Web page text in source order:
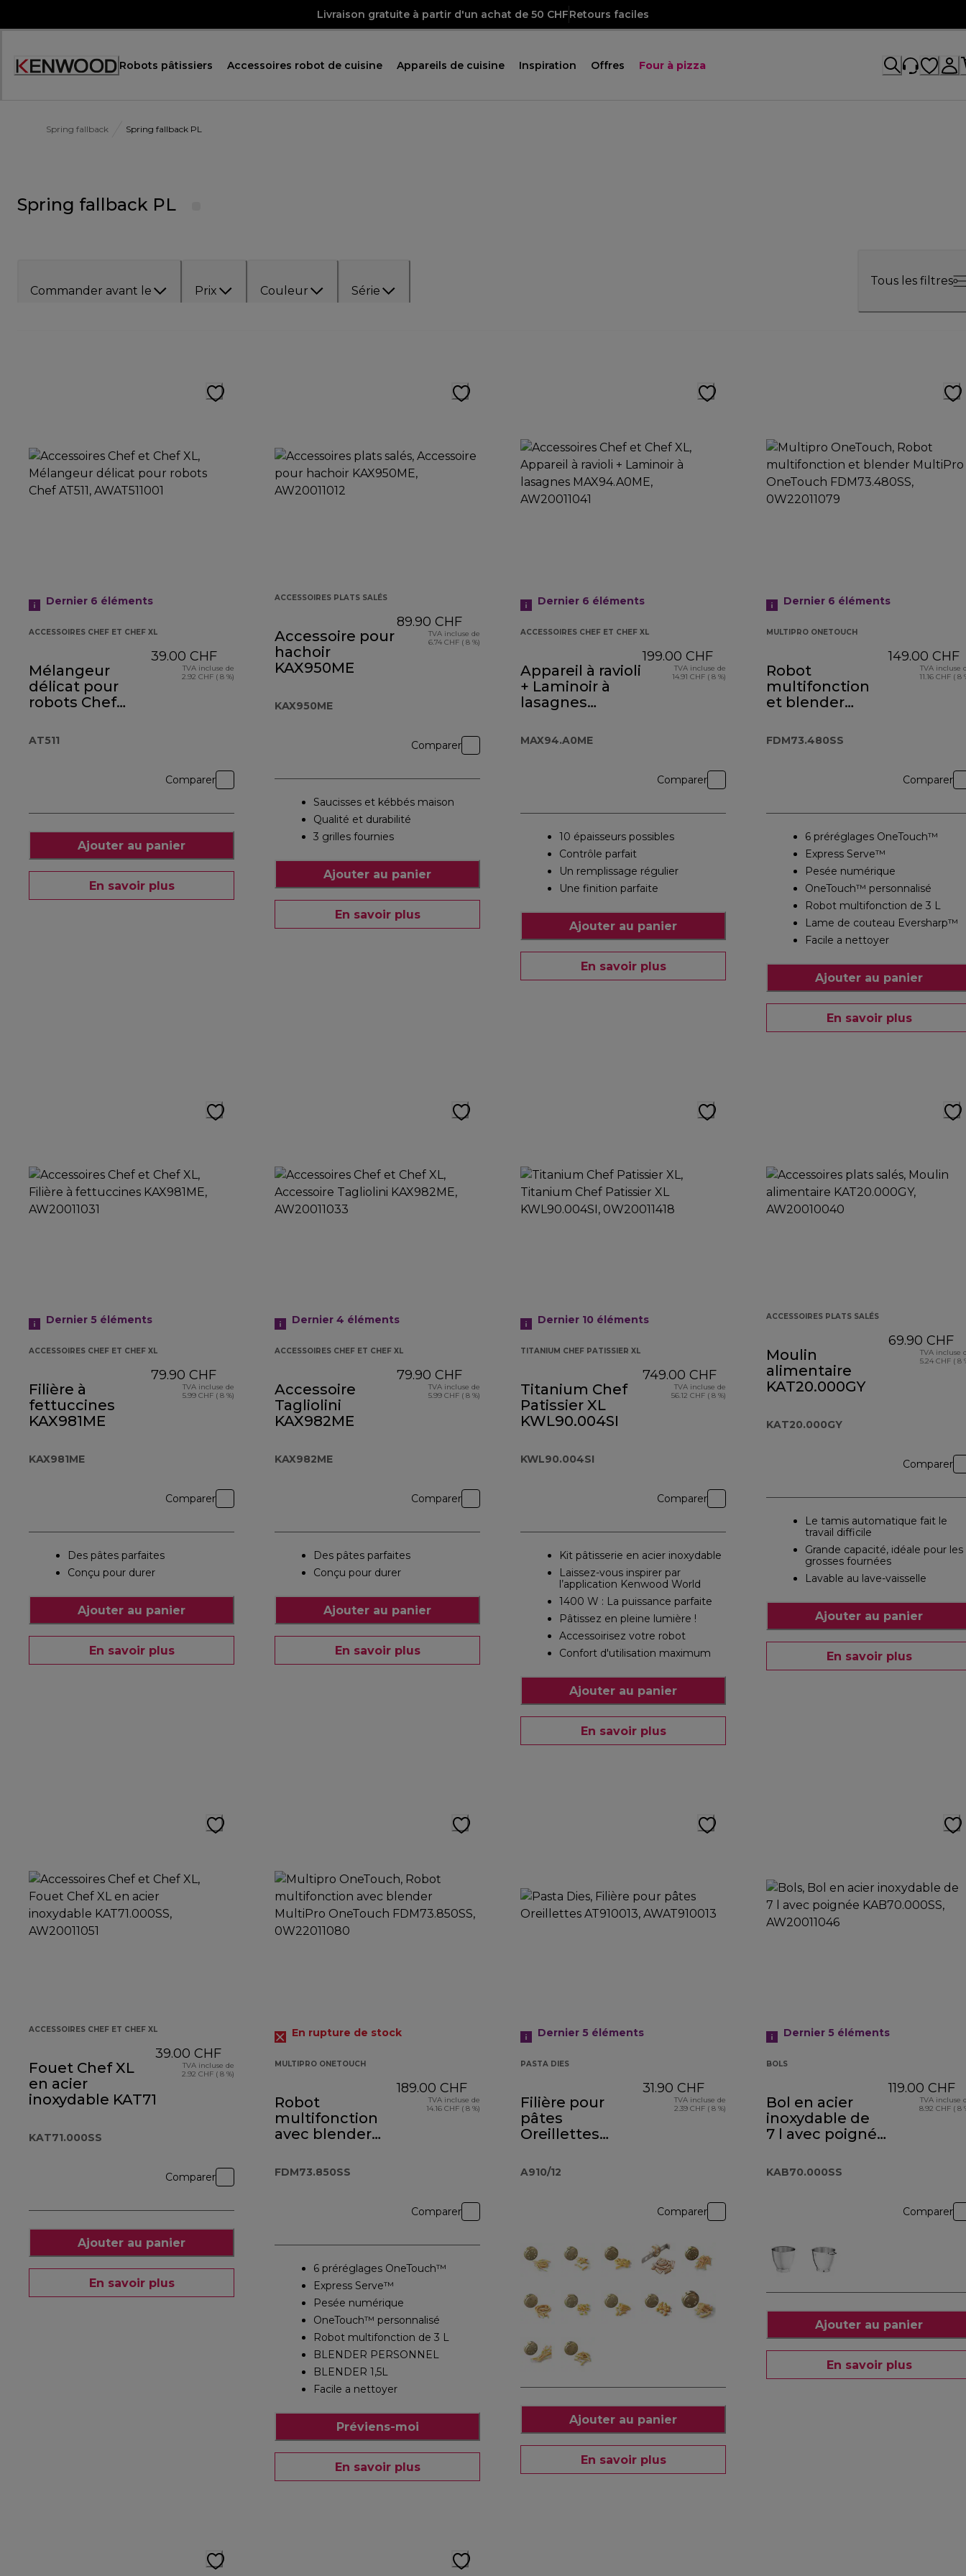
Livraison gratuite à partir d'un achat de 50 CHFRetours faciles
Accessibility
Robots pâtissiers Accessoires robot de cuisine Appareils de cuisine Inspiration Offres Four à pizza
Spring fallback Spring fallback PL
Spring fallback PL
Commander avant le Prix Couleur Série
Tous les filtres
Dernier 6 éléments
ACCESSOIRES CHEF ET CHEF XL
Mélangeur
délicat pour
robots Chef
AT511
39.00 CHF
TVA incluse de
2.92 CHF ( 8 %)
Comparer
Ajouter au panier
En savoir plus
ACCESSOIRES PLATS SALÉS
Accessoire pour
hachoir
KAX950ME
KAX950ME
89.90 CHF
TVA incluse de
6.74 CHF ( 8 %)
Comparer
Saucisses et kébbés maison
Qualité et durabilité
3 grilles fournies
Ajouter au panier
En savoir plus
Dernier 6 éléments
ACCESSOIRES CHEF ET CHEF XL
Appareil à ravioli
+ Laminoir à
lasagnes
MAX94.A0ME
199.00 CHF
TVA incluse de
14.91 CHF ( 8 %)
Comparer
10 épaisseurs possibles
Contrôle parfait
Un remplissage régulier
Une finition parfaite
Ajouter au panier
En savoir plus
Dernier 6 éléments
MULTIPRO ONETOUCH
Robot
multifonction
et blender
OneTouch
FDM73.480SS
FDM73.480SS
149.00 CHF
TVA incluse
11.16 CHF ( 8
Comparer
6 préréglages OneTouch™
Express Serve™
Pesée numérique
OneTouch™ personnalisé
Robot multifonction de 3 L
Lame de couteau Eversharp™
Facile a nettoyer
Ajouter au panier
En savoir plus
Dernier 5 éléments
ACCESSOIRES CHEF ET CHEF XL
Filière à
fettuccines
KAX981ME
KAX981ME
79.90 CHF
TVA incluse de
5.99 CHF ( 8 %)
Comparer
Des pâtes parfaites
Conçu pour durer
Ajouter au panier
En savoir plus
Dernier 4 éléments
ACCESSOIRES CHEF ET CHEF XL
Accessoire
Tagliolini
KAX982ME
KAX982ME
79.90 CHF
TVA incluse de
5.99 CHF ( 8 %)
Comparer
Des pâtes parfaites
Conçu pour durer
Ajouter au panier
En savoir plus
Dernier 10 éléments
TITANIUM CHEF PATISSIER XL
Titanium Chef
Patissier XL
KWL90.004SI
KWL90.004SI
749.00 CHF
TVA incluse de
56.12 CHF ( 8 %)
Comparer
Kit pâtisserie en acier inoxydable
Laissez-vous inspirer par
l’application Kenwood World
1400 W : La puissance parfaite
Pâtissez en pleine lumière !
Accessoirisez votre robot
Confort d'utilisation maximum
Ajouter au panier
En savoir plus
ACCESSOIRES PLATS SALÉS
Moulin
alimentaire
KAT20.000GY
KAT20.000GY
69.90 CHF
TVA incluse
5.24 CHF ( 8
Comparer
Le tamis automatique fait le
travail difficile
Grande capacité, idéale pour les
grosses fournées
Lavable au lave-vaisselle
Ajouter au panier
En savoir plus
ACCESSOIRES CHEF ET CHEF XL
Fouet Chef XL
en acier
inoxydable KAT71.000SS
KAT71.000SS
39.00 CHF
TVA incluse de
2.92 CHF ( 8 %)
Comparer
Ajouter au panier
En savoir plus
En rupture de stock
MULTIPRO ONETOUCH
Robot
multifonction
avec blender
OneTouch
FDM73.850SS
FDM73.850SS
189.00 CHF
TVA incluse de
14.16 CHF ( 8 %)
Comparer
6 préréglages OneTouch™
Express Serve™
Pesée numérique
OneTouch™ personnalisé
Robot multifonction de 3 L
BLENDER PERSONNEL
BLENDER 1,5L
Facile a nettoyer
Préviens-moi
En savoir plus
Dernier 5 éléments
PASTA DIES
Filière pour
pâtes
Oreillettes
A910/12
31.90 CHF
TVA incluse de
2.39 CHF ( 8 %)
Comparer
Ajouter au panier
En savoir plus
Dernier 5 éléments
BOLS
Bol en acier
inoxydable de
7 l avec poignée
KAB70.000SS
119.00 CHF
TVA incluse
8.92 CHF ( 8
Comparer
Ajouter au panier
En savoir plus